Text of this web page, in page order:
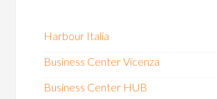
Harbour Italia
Business Center Vicenza
Business Center HUB